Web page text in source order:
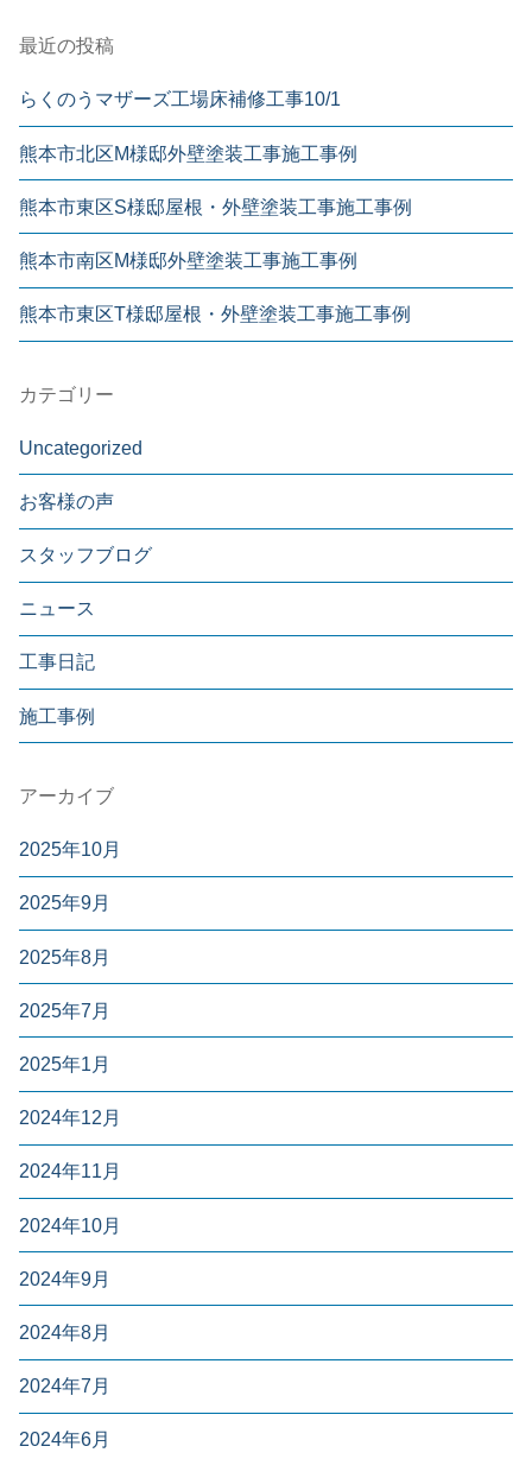
最近の投稿
らくのうマザーズ工場床補修工事10/1
熊本市北区M様邸外壁塗装工事施工事例
熊本市東区S様邸屋根・外壁塗装工事施工事例
熊本市南区M様邸外壁塗装工事施工事例
熊本市東区T様邸屋根・外壁塗装工事施工事例
カテゴリー
Uncategorized
お客様の声
スタッフブログ
ニュース
工事日記
施工事例
アーカイブ
2025年10月
2025年9月
2025年8月
2025年7月
2025年1月
2024年12月
2024年11月
2024年10月
2024年9月
2024年8月
2024年7月
2024年6月